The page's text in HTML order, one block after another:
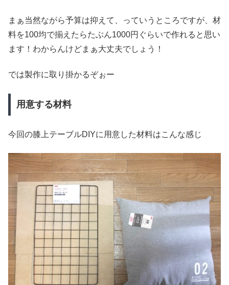
まぁ当然ながら予算は抑えて、っていうところですが、材
料を100均で揃えたらたぶん1000円ぐらいで作れると思い
ます！わからんけどまぁ大丈夫でしょう！
では製作に取り掛かるぞぉー
用意する材料
今回の膝上テーブルDIYに用意した材料はこんな感じ